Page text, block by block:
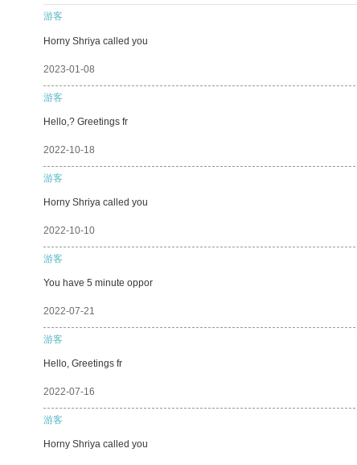
游客
Horny Shriya called you
2023-01-08
游客
Hello,? Greetings fr
2022-10-18
游客
Horny Shriya called you
2022-10-10
游客
You have 5 minute oppor
2022-07-21
游客
Hello, Greetings fr
2022-07-16
游客
Horny Shriya called you